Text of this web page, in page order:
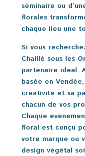
séminaire ou
florales
chaque lieu une
Si vous
Chaillé sous les
partenaire idéal.
basée en
créativité et sa
chacun de vos
Chaque
floral est conçu
votre marque ou
design végétal